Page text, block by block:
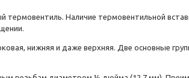
термовентиль . Наличие термовентильной
нижняя и даже верхняя. Две основные